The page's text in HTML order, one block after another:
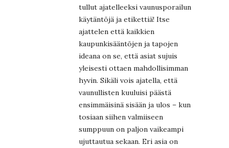
tullut ajatelleeksi vaunusporailun
käytäntöjä ja etikettiä! Itse
ajattelen että kaikkien
kaupunkisääntöjen ja tapojen
ideana on se, että asiat sujuis
yleisesti ottaen mahdollisimman
hyvin. Sikäli vois ajatella, että
vaunullisten kuuluisi päästä
ensimmäisinä sisään ja ulos – kun
tosiaan siihen valmiiseen
sumppuun on paljon vaikeampi
ujuttautua sekaan. Eri asia on